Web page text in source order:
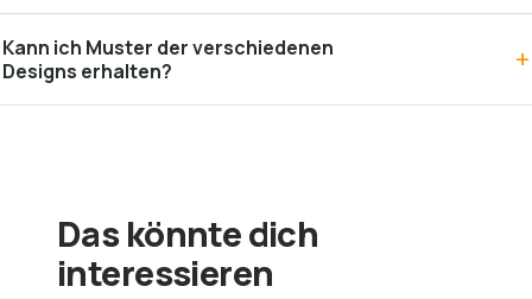
Kann ich Muster der verschiedenen
Designs erhalten?
Das könnte dich
interessieren